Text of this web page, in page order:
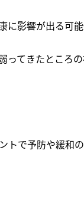
に影響が出る可
ってきたところ
トで予防や緩和